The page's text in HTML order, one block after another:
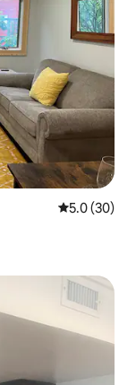
從 30 則評
5.0 (30)